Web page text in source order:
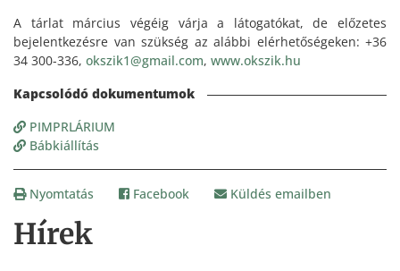
Hírek
A tárlat március végéig várja a látogatókat, de előzetes
bejelentkezésre van szükség az alábbi elérhetőségeken: +36
34 300-336, okszik1@gmail.com, www.okszik.hu
PIMPRLÁRIUM
Bábkiállítás
Nyomtatás Facebook Küldés emailben